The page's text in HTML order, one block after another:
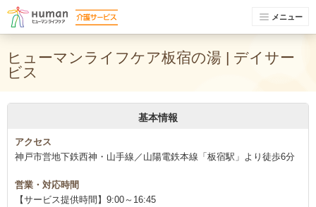
メニュー
ヒューマンライフケア板宿の湯 | デイサー
ビス
基本情報
アクセス
神戸市営地下鉄西神・山手線／山陽電鉄本線「板宿駅」より徒歩6分
営業・対応時間
【サービス提供時間】9:00～16:45